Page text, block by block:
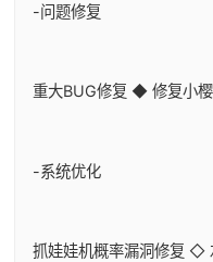
-问题修复
重大BUG修复 ◆ 修复小
-系统优化
抓娃娃机概率漏洞修复 ◇